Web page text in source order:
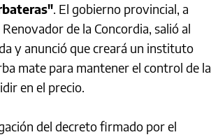
. El gobierno provincial, a
de la Concordia, salió al
y anunció que creará un instituto
mate para mantener el control de la
en el precio.
del decreto firmado por el